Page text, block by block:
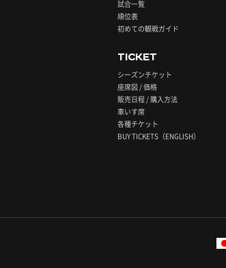
試合一覧
順位表
初めての観戦ガイド
TICKET
シーズンチケット
座席図 / 価格
販売日程 / 購入方法
車いす席
各種チケット
BUY TICKETS（ENGLISH）